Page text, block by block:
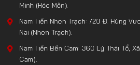
Minh (Hóc Môn).
Nam Tiến Nhơn Trạch: 720 Đ. Hùng
Nai (Nhơn Trạch).
Nam Tiến Bến Cam: 360 Lý Thái Tổ,
Cam).